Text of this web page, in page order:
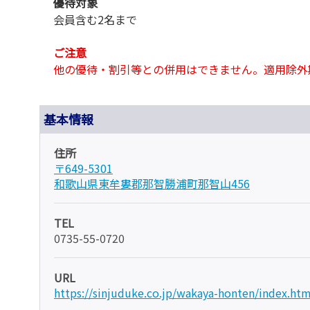
会員含む2名まで
ご注意
他の優待・割引等との併用はできません。適用除外
基本情報
住所
〒649-5301
和歌山県東牟婁郡那智勝浦町那智山456
TEL
0735-55-0720
URL
https://sinjuduke.co.jp/wakaya-honten/